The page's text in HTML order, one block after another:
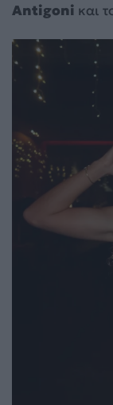
Antigoni και